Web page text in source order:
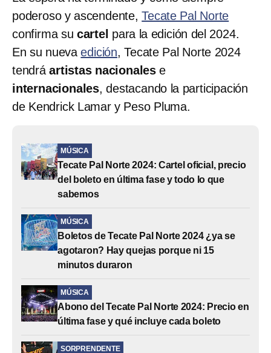
poderoso y ascendente,Tecate Pal Norte
confirma su cartel para la edición del 2024.
En su nuevaedición, Tecate Pal Norte 2024
tendráartistas nacionales e
internacionales, destacando la participación
de Kendrick Lamar y Peso Pluma.
MÚSICA
Tecate Pal Norte 2024: Cartel oficial, precio
del boleto en última fase y todo lo que
sabemos
MÚSICA
Boletos de Tecate Pal Norte 2024 ¿ya se
agotaron? Hay quejas porque ni 15
minutos duraron
MÚSICA
Abono del Tecate Pal Norte 2024: Precio en
última fase y qué incluye cada boleto
SORPRENDENTE